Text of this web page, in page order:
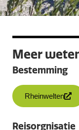
Meer
Bestemming
Rheinwelten
Reisorgnisatie